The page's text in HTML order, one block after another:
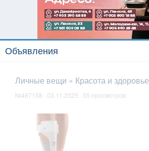
Объявления
Личные вещи » Красота и здоровье
№487158 · 03.11.2025 · 55 просмотров